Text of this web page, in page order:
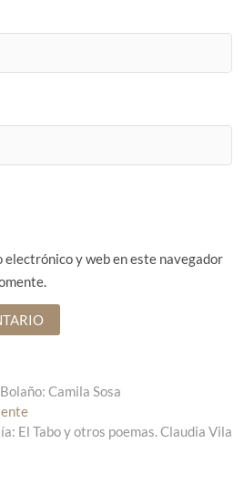
electrónico y web en este navegador
Camila Sosa
E
n
El Tabo y otros poemas. Claudia Vila